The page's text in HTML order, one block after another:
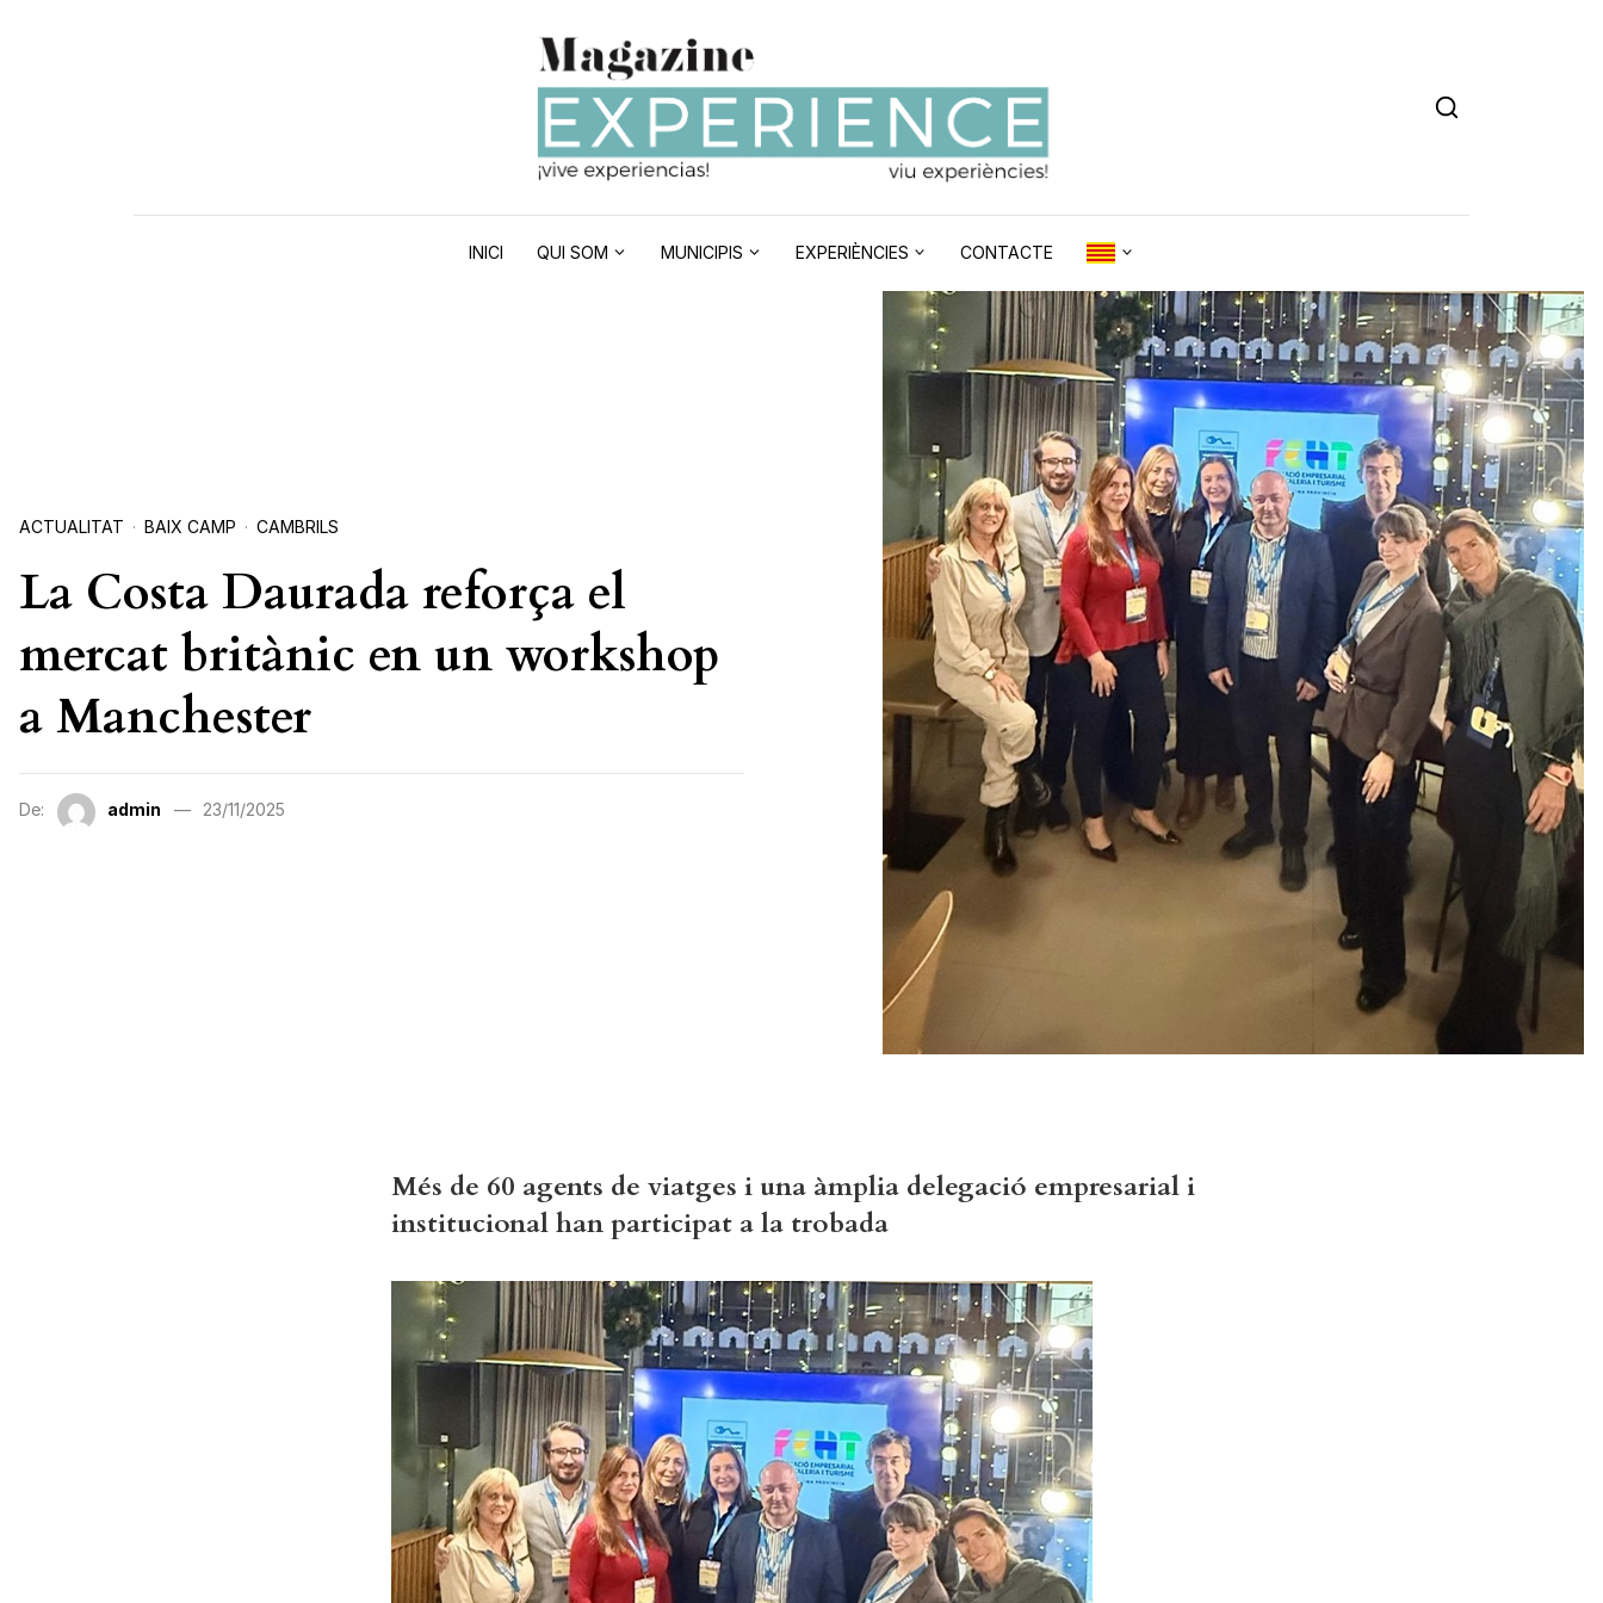
INICI QUI SOM MUNICIPIS EXPERIÈNCIES CONTACTE
ACTUALITAT BAIX CAMP CAMBRILS
La Costa Daurada reforça el
mercat britànic en un workshop
a Manchester
De: admin 23/11/2025
Més de 60 agents de viatges i una àmplia delegació empresarial i
institucional han participat a la trobada